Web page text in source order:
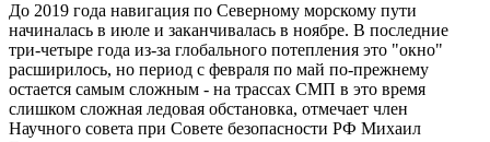
До 2019 года навигация по Северному морскому пути
начиналась в июле и заканчивалась в ноябре. В последние
три-четыре года из-за глобального потепления это "окно"
расширилось, но период с февраля по май по-прежнему
остается самым сложным - на трассах СМП в это время
слишком сложная ледовая обстановка, отмечает член
Научного совета при Совете безопасности РФ Михаил